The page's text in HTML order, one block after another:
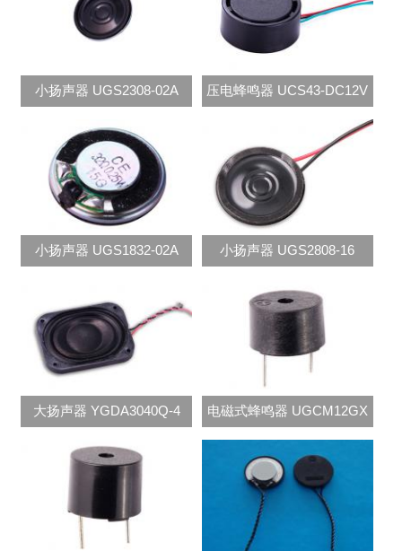
小扬声器 UGS2308-02A 压电蜂鸣器 UCS43-DC12V
小扬声器 UGS1832-02A 小扬声器 UGS2808-16
大扬声器 YGDA3040Q-4 电磁式蜂鸣器 UGCM12GX